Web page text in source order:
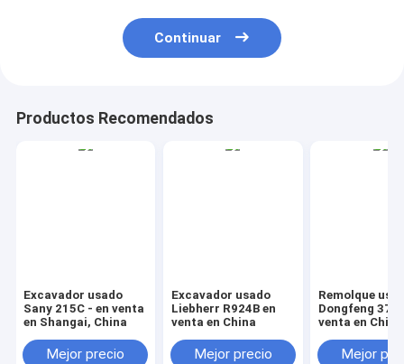
Continuar
Productos Recomendados
Excavador usado
Sany 215C - en venta
en Shangai, China
Mejor precio
Excavador usado
Liebherr R924B en
venta en China
Mejor precio
Remolque
Dongfeng 375
venta en China
Mejor